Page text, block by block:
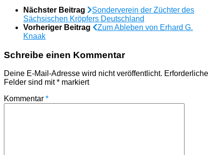
Nächster Beitrag
Sonderverein der Züchter des
Sächsischen Kröpfers Deutschland
Vorheriger Beitrag
Zum Ableben von Erhard G.
Knaak
Schreibe einen Kommentar
Deine E-Mail-Adresse wird nicht veröffentlicht. Erforderliche
Felder sind mit* markiert
Kommentar *